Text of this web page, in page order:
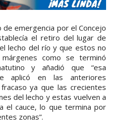
emergencia por el Concejo
el retiro del lugar de
lecho del río y que estos no
como se terminó
y añadió que “esa
aplicó en las anteriores
ya que las crecientes
del lecho y estas vuelven a
el cauce, lo que termina por
zonas”.